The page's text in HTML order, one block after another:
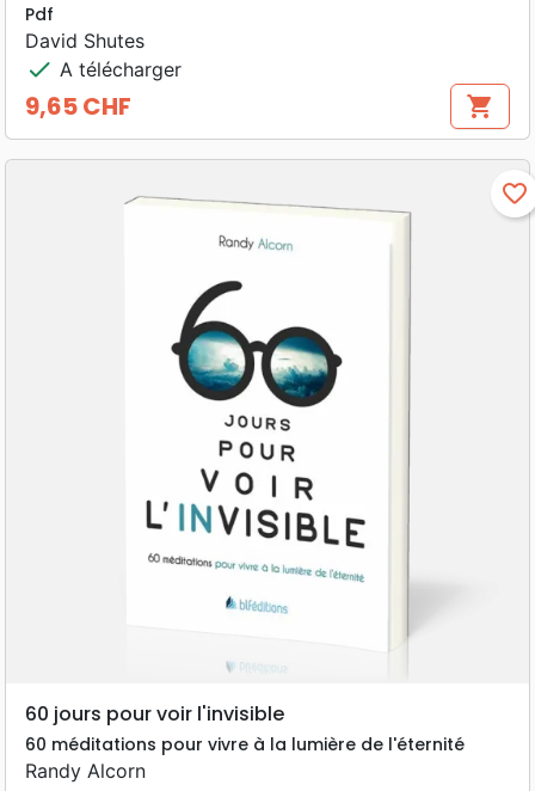
Pdf
David Shutes
check A télécharger
Prix
9,65 CHF shopping_cart
favorite_border
60 jours pour voir l'invisible
60 méditations pour vivre à la lumière de l'éternité
Randy Alcorn